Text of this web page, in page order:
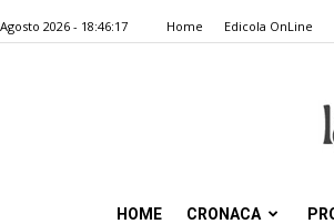
2026 - 18:46:17 Home Edicola OnLine
HOME CRONACA